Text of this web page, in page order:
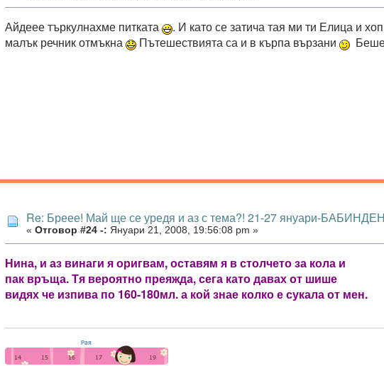
Айдеее търкулнахме питката
. И като се затича тая ми ти Елица и
малък речник отмъкна
Пътешествията са и в кърпа вързани
Re: Бреее! Май ще се уредя и аз с тема?! 21-27 януари-
« Отговор #24 -: Януари 21, 2008, 19:56:08 pm »
Нина, и аз винаги я оригвам, оставям я в столчето за кола и
пак връща. Тя вероятно преяжда, сега като давах от шише
видях че изпива по 160-180мл. а кой знае колко е сукала от мен.